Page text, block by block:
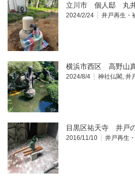
立川市 個人邸 丸
2024/2/24 井戸再生・
横浜市西区 高野山
2024/8/4 神社仏閣 井
目黒区祐天寺 井戸
2016/11/10 井戸再生